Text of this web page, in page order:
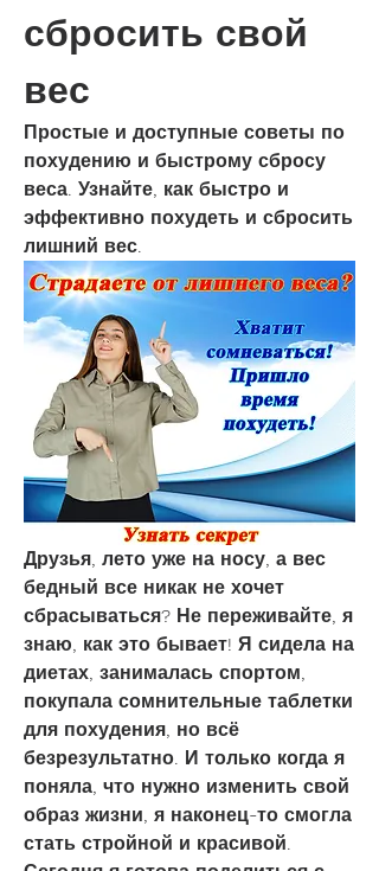
сбросить свой
вес
Простые и доступные советы по
похудению и быстрому сбросу
веса. Узнайте, как быстро и
эффективно похудеть и сбросить
лишний вес.
Друзья, лето уже на носу, а вес
бедный все никак не хочет
сбрасываться? Не переживайте, я
знаю, как это бывает! Я сидела на
диетах, занималась спортом,
покупала сомнительные таблетки
для похудения, но всё
безрезультатно. И только когда я
поняла, что нужно изменить свой
образ жизни, я наконец-то смогла
стать стройной и красивой.